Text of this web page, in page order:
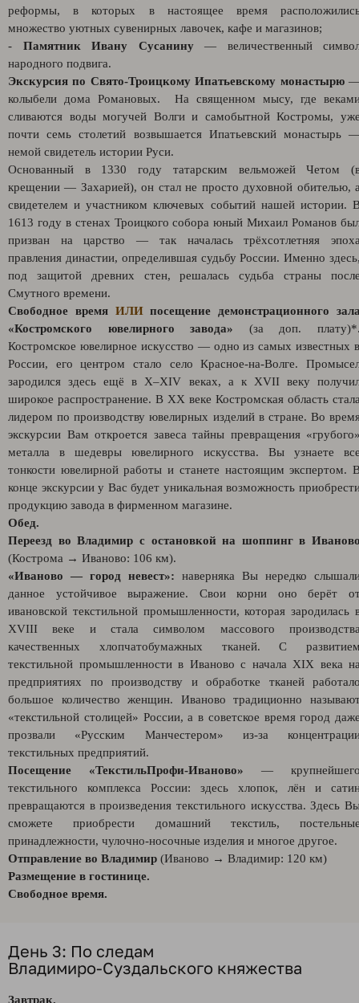
реформы, в которых в настоящее время
множество уютных сувенирных лавочек, кафе и магазинов;
- Памятник Ивану Сусанину— величественный
народного подвига.
Экскурсия по Свято-Троицкому Ипатьевскому монастырю
колыбели дома Романовых. На священном мысу, где
сливаются воды могучей Волги и самобытной Костромы,
почти семь столетий возвышается Ипатьевский монастырь
немой свидетель истории Руси.
Основанный в 1330 году татарским вельможей Четом
крещении — Захарией), он стал не просто духовной обителью,
свидетелем и участником ключевых событий нашей истории.
1613 году в стенах Троицкого собора юный Михаил Романов
призван на царство — так началась трёхсотлетняя
правления династии, определившая судьбу России. Именно
под защитой древних стен, решалась судьба страны
Смутного времени.
Свободное время ИЛИпосещение демонстрационного
«Костромского ювелирного завода» (за доп.
Костромское ювелирное искусство — одно из самых известных
России, его центром стало село Красное-на-Волге.
зародился здесь ещё в X–XIV веках, а к XVII веку
широкое распространение. В XX веке Костромская область
лидером по производству ювелирных изделий в стране. Во
экскурсии Вам откроется завеса тайны превращения
металла в шедевры ювелирного искусства. Вы узнаете
тонкости ювелирной работы и станете настоящим экспертом.
конце экскурсии у Вас будет уникальная возможность
продукцию завода в фирменном магазине.
Обед.
Переезд во Владимир с остановкой на шоппинг в
(Кострома → Иваново: 106 км).
«Иваново — город невест»: наверняка Вы нередко
данное устойчивое выражение. Свои корни оно берёт
ивановской текстильной промышленности, которая зародилась
XVIII веке и стала символом массового
качественных хлопчатобумажных тканей. С
текстильной промышленности в Иваново с начала XIX века
предприятиях по производству и обработке тканей
большое количество женщин. Иваново традиционно
«текстильной столицей» России, а в советское время город
прозвали «Русским Манчестером» из-за
текстильных предприятий.
Посещение «ТекстильПрофи‑Иваново» —
текстильного комплекса России: здесь хлопок, лён и
превращаются в произведения текстильного искусства. Здесь
сможете приобрести домашний текстиль,
принадлежности, чулочно‑носочные изделия и многое другое.
Отправление во Владимир (Иваново → Владимир: 120 км)
Размещение в гостинице.
Свободное время.
День 3: По следам
Владимиро‑Суздальского княжества
Завтрак.